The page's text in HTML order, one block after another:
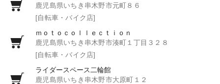
鹿児島県いちき串木野市元町８６
[自転車・バイク店]
ｍｏｔｏｃｏｌｌｅｃｔｉｏｎ
鹿児島県いちき串木野市湊町１丁目３２８
[自転車・バイク店]
ライダースペース二輪館
鹿児島県いちき串木野市大原町１２